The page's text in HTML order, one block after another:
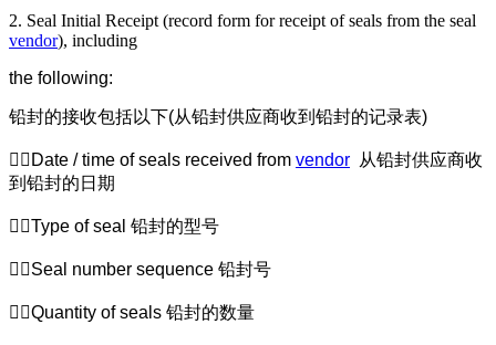
2. Seal Initial Receipt (record form for receipt of seals from the seal
vendor), including
the following:
铅封的接收包括以下(从铅封供应商收到铅封的记录表)
Date / time of seals received from vendor 从铅封供应商收
到铅封的日期
Type of seal 铅封的型号
Seal number sequence 铅封号
Quantity of seals 铅封的数量